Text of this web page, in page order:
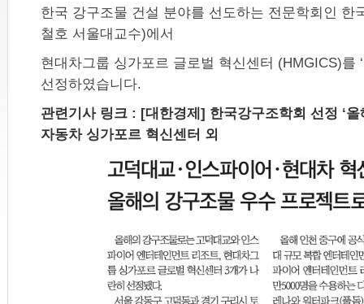
한국 강구조물 건설 분야를 선도하는 전문학회인 한
철호 서울대교수)에서
현대차그룹 싱가포르 글로벌 혁신센터 (HMGICS)를
선정하였습니다.
관련기사 링크 : [대한경제] 한국강구조학회 선정 ‘
자동차 싱가포르 혁신센터 외